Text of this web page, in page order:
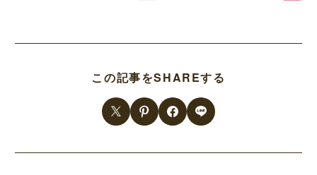
この記事をSHAREする